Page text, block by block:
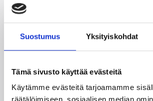
Suostumus Yksityiskohdat
Tämä sivusto käyttää evästeitä
Käytämme evästeitä tarjoamamme
Dolenc on rakentanut pitkän
Suomen lisäksi Ranskassa,
Liettuassa, Romaniassa, Bosniassa